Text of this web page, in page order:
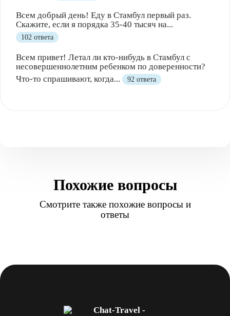
Всем добрый день! Еду в Стамбул первый раз.
Скажите, если я порядка 35-40 тысяч на...
102 ответа
Всем привет! Летал ли кто-нибудь в Стамбул с
несовершеннолетним ребенком по доверенности?
Что-то спрашивают, когда...
92 ответа
Похожие вопросы
Смотрите также похожие вопросы и
ответы